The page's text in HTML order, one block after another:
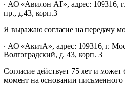
∙ АО «Авилон АГ», адрес: 109316,
пр., д.43, корп.3
Я выражаю согласие на передачу
∙ АО «АкитА», адрес: 109316, г.
Волгоградский, д. 43, корп. 3
Согласие действует 75 лет и
момент на основании письменного